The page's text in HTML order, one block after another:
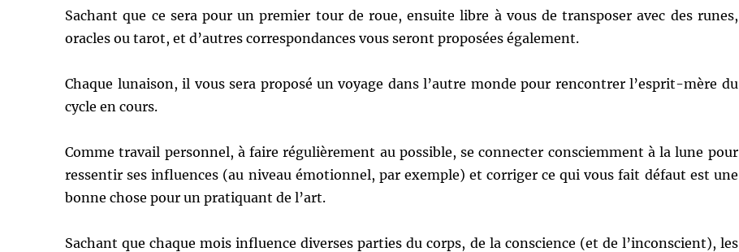
Sachant que ce sera pour un premier tour de roue, ensuite libre à vous de transposer avec des runes,
oracles ou tarot, et d’autres correspondances vous seront proposées également.
Chaque lunaison, il vous sera proposé un voyage dans l’autre monde pour rencontrer l’esprit-mère du
cycle en cours.
Comme travail personnel, à faire régulièrement au possible, se connecter consciemment à la lune pour
ressentir ses influences (au niveau émotionnel, par exemple) et corriger ce qui vous fait défaut est une
bonne chose pour un pratiquant de l’art.
Sachant que chaque mois influence diverses parties du corps, de la conscience (et de l’inconscient), les